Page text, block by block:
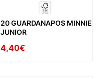
20 GUARDANAPOS MINNIE
JUNIOR
4,40€